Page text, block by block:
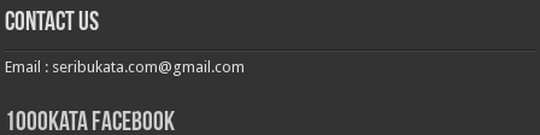
Contact Us
Email : seribukata.com@gmail.com
1000kata Facebook